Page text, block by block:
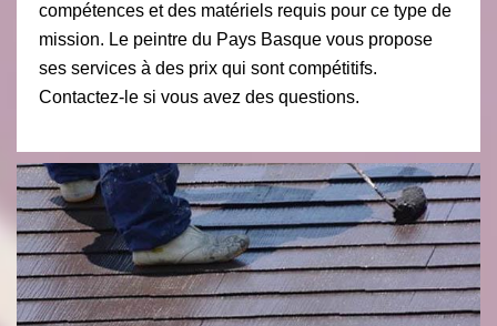
compétences et des matériels requis pour ce type de
mission. Le peintre du Pays Basque vous propose
ses services à des prix qui sont compétitifs.
Contactez-le si vous avez des questions.